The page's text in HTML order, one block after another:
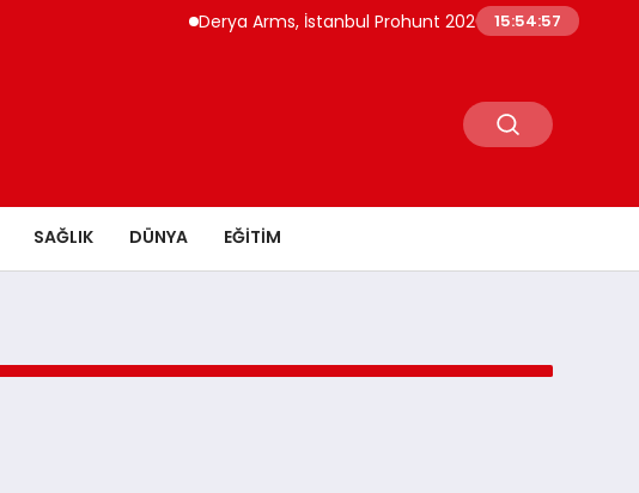
Derya Arms, İstanbul Prohunt 2026’da yeni nesil
15:54:57
SAĞLIK DÜNYA EĞITIM